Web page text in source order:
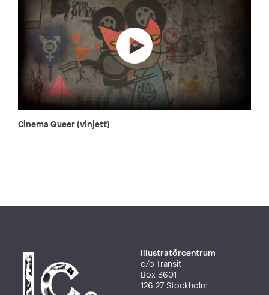
Cinema Queer (vinjett)
Illustratörcentrum
c/o Transit
Box 3601
126 27 Stockholm